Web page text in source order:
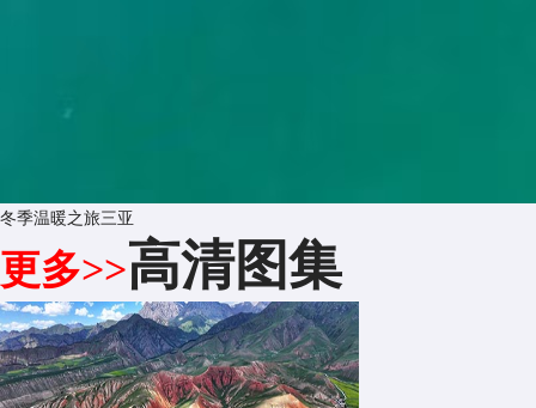
冬季温暖之旅三亚
更多>>高清图集